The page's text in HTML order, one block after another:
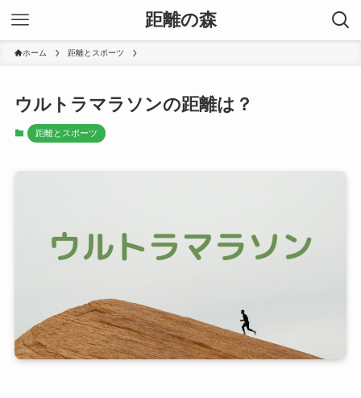
距離の森
ホーム 距離とスポーツ
ウルトラマラソンの距離は？
距離とスポーツ